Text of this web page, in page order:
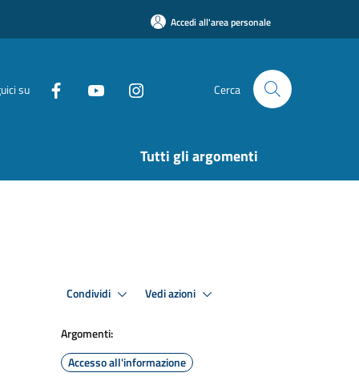
Accedi all'area personale
su Cerca
Tutti gli argomenti
Condividi Vedi azioni
Argomenti:
Accesso all'informazione